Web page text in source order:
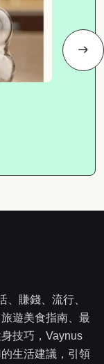
賺錢、流行、
遊美食指南、最
技巧，Vaynus
生活建議，引領